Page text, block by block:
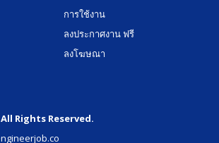
การใช้งาน
ลงประกาศงาน ฟรี
ลงโฆษณา
Rights Reserved.